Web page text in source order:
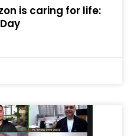
is caring for life: